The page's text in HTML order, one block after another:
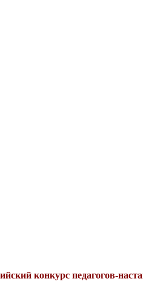
конкурс педагогов-